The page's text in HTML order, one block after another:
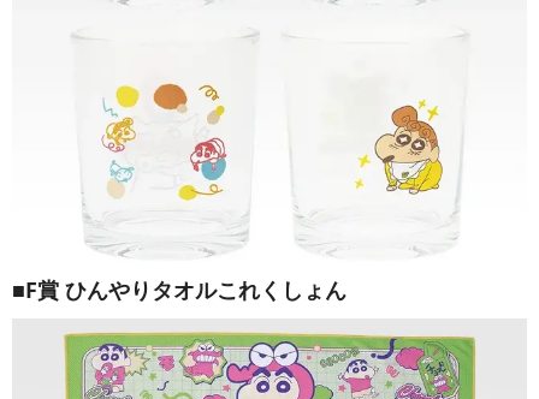
■F賞 ひんやりタオルこれくしょん